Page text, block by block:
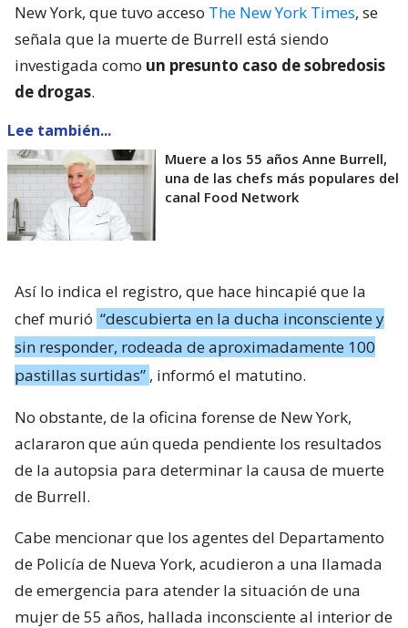
New York, que tuvo acceso The New York Times, se
señala que la muerte de Burrell está siendo
investigada como un presunto caso de sobredosis
de drogas.
Lee también...
Muere a los 55 años Anne Burrell,
una de las chefs más populares del
canal Food Network
Así lo indica el registro, que hace hincapié que la
chef murió “descubierta en la ducha inconsciente y
sin responder, rodeada de aproximadamente 100
pastillas surtidas” , informó el matutino.
No obstante, de la oficina forense de New York,
aclararon que aún queda pendiente los resultados
de la autopsia para determinar la causa de muerte
de Burrell.
Cabe mencionar que los agentes del Departamento
de Policía de Nueva York, acudieron a una llamada
de emergencia para atender la situación de una
mujer de 55 años, hallada inconsciente al interior de